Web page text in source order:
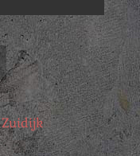
Zuidijk